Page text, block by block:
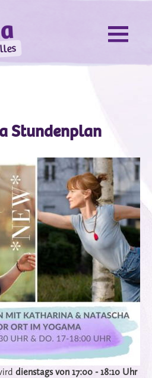
Stundenplan
dienstags von 17:00 - 18:10 Uhr